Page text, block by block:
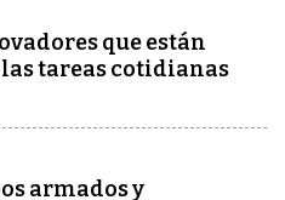
que están
tareas cotidianas
armados y